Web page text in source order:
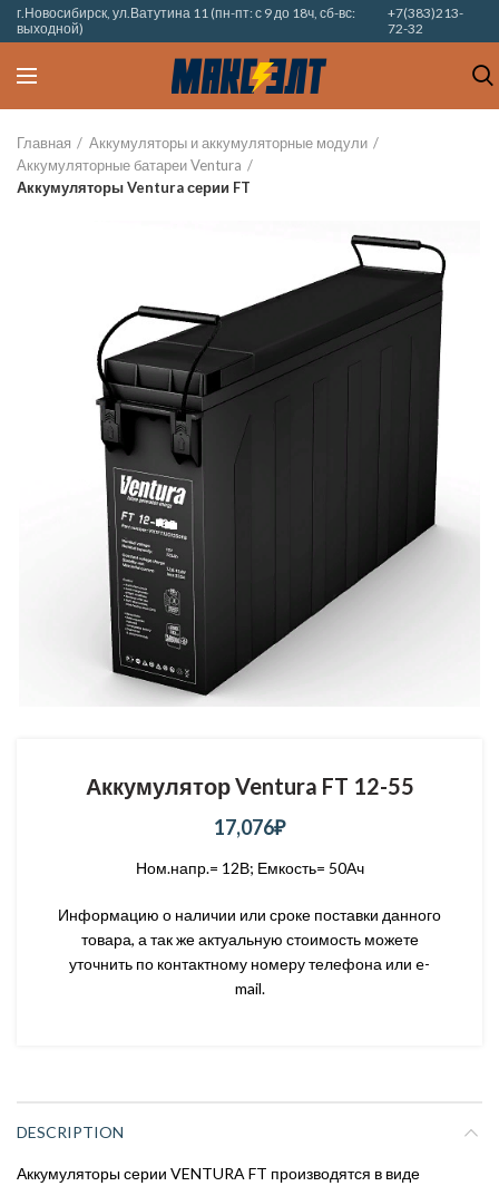
г.Новосибирск, ул.Ватутина 11 (пн-пт: с 9 до 18ч, сб-вс:
выходной)
+7(383)213-
72-32
Главная
Аккумуляторы и аккумуляторные модули
Аккумуляторные батареи Ventura
Аккумуляторы Ventura серии FT
Аккумулятор Ventura FT 12-55
17,076₽
Ном.напр.= 12В; Емкость= 50Ач
Информацию о наличии или сроке поставки данного
товара, а так же актуальную стоимость можете
уточнить по контактному номеру телефона или e-
mail.
DESCRIPTION
Аккумуляторы серии VENTURA FT производятся в виде